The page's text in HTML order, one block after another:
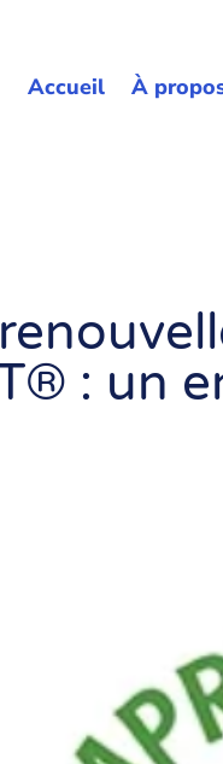
Accueil À
: un